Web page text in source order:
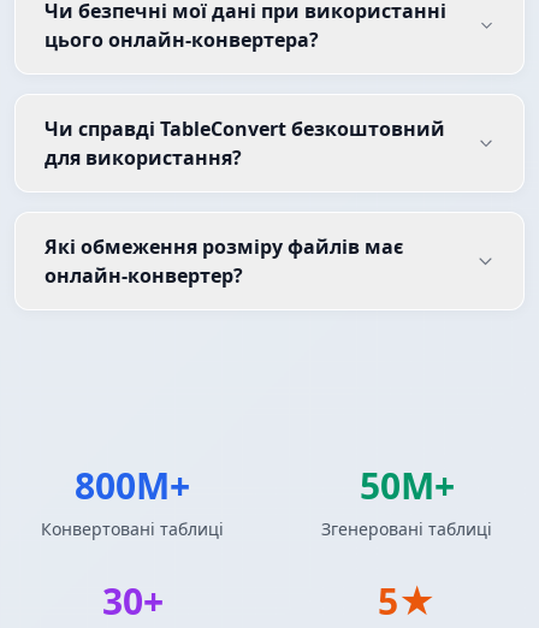
Чи безпечні мої дані при використанні
цього онлайн-конвертера?
Чи справді TableConvert безкоштовний
для використання?
Які обмеження розміру файлів має
онлайн-конвертер?
800M+
Конвертовані таблиці
50M+
Згенеровані таблиці
30+ 5★